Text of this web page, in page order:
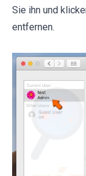
Sie ihn und
entfernen.